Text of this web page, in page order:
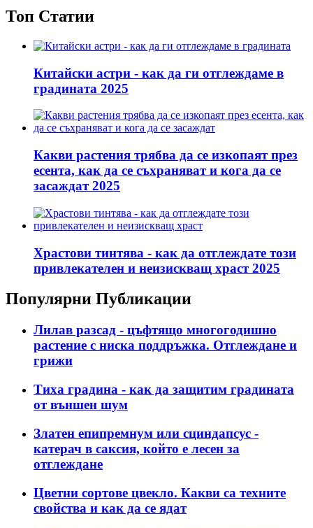
Топ Статии
Китайски астри - как да ги отглеждаме в
градината 2025
Какви растения трябва да се изкопаят през
есента, как да се съхраняват и кога да се
засаждат 2025
Храстови тинтява - как да отглеждате този
привлекателен и неизискващ храст 2025
Популярни Публикации
Лилав разсад - цъфтящо многогодишно
растение с ниска поддръжка. Отглеждане и
грижи
Тиха градина - как да защитим градината
от външен шум
Златен епипремнум или сциндапсус -
катерач в саксия, който е лесен за
отглеждане
Цветни сортове цвекло. Какви са техните
свойства и как да се ядат